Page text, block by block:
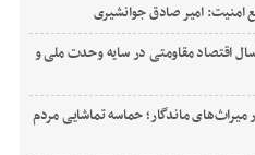
امنیت: امیر صادق جوانشیری
سوی مقام معظم رهبری سال ۱۴۰۵ سال اقتصاد مقاومتی در سایه وحدت ملی و
ماندگار؛ حماسه تماشایی مردم